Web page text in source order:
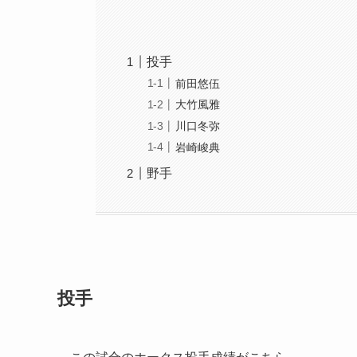
投手
前田悠伍
大竹風雅
川口冬弥
岩崎峻典
野手
投手